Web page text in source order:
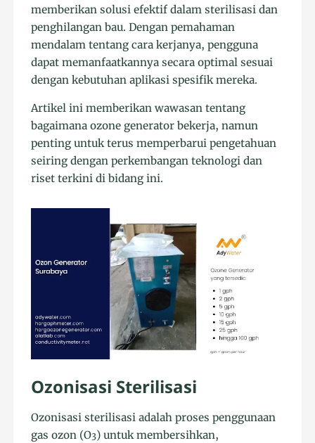
memberikan solusi efektif dalam sterilisasi dan
penghilangan bau. Dengan pemahaman
mendalam tentang cara kerjanya, pengguna
dapat memanfaatkannya secara optimal sesuai
dengan kebutuhan aplikasi spesifik mereka.
Artikel ini memberikan wawasan tentang
bagaimana ozone generator bekerja, namun
penting untuk terus memperbarui pengetahuan
seiring dengan perkembangan teknologi dan
riset terkini di bidang ini.
Ozonisasi Sterilisasi
Ozonisasi sterilisasi adalah proses penggunaan
gas ozon (O3) untuk membersihkan,